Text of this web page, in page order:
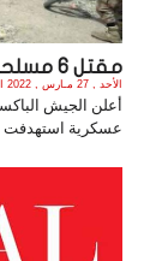
مقتل 6 مسلحين جنوب غرب باكستان ...
الأحد , 27 مـارس , 2022 الساعة 7:19:26 PM
أعلن الجيش
عسكرية استهدفت